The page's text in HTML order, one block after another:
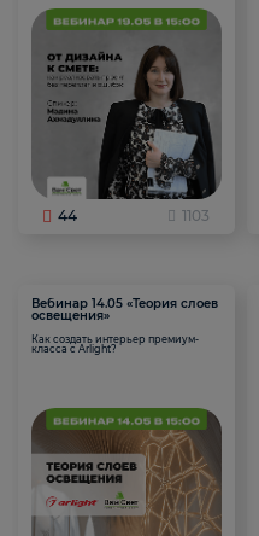
44 1103
Вебинар 14.05 «Теория слоев
освещения»
Как создать интерьер премиум-
класса с Arlight?